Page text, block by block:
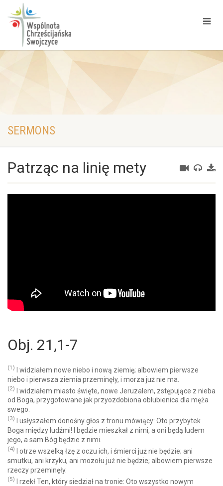
SERMONS
Patrząc na linię mety
Obj. 21,1-7
(1)
I widziałem nowe niebo i nową ziemię; albowiem pierwsze
niebo i pierwsza ziemia przeminęły, i morza już nie ma.
(2) I widziałem miasto święte, nowe Jeruzalem, zstępujące z nieba
od Boga, przygotowane jak przyozdobiona oblubienica dla męża
swego.
(3)
I usłyszałem donośny głos z tronu mówiący: Oto przybytek
Boga między ludźmi! I będzie mieszkał z nimi, a oni będą ludem
jego, a sam Bóg będzie z nimi.
(4)
I otrze wszelką łzę z oczu ich, i śmierci już nie będzie; ani
smutku, ani krzyku, ani mozołu już nie będzie; albowiem pierwsze
rzeczy przeminęły.
(5) I rzekł Ten, który siedział na tronie: Oto wszystko nowym